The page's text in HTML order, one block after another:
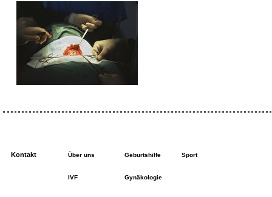
Kontakt Über uns
IVF
Geburtshilfe
Gynäkologie
Sport